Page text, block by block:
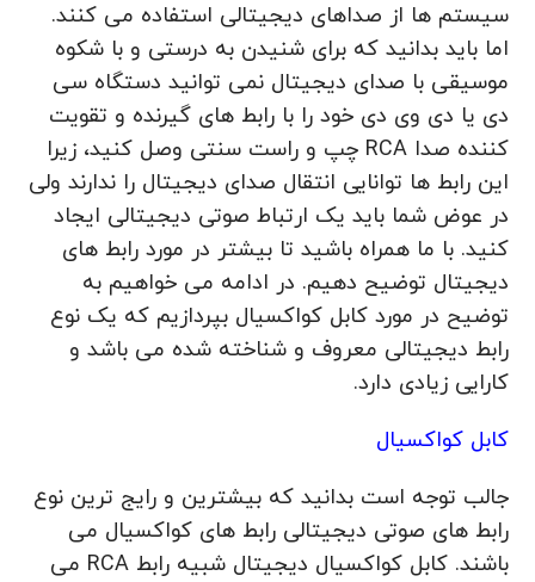
سیستم ها از صداهای دیجیتالی استفاده می کنند.
اما باید بدانید که برای شنیدن به درستی و با شکوه
موسیقی با صدای دیجیتال نمی توانید دستگاه سی
دی یا دی وی دی خود را با رابط های گیرنده و تقویت
کننده صدا RCA چپ و راست سنتی وصل کنید، زیرا
این رابط ها توانایی انتقال صدای دیجیتال را ندارند ولی
در عوض شما باید یک ارتباط صوتی دیجیتالی ایجاد
کنید. با ما همراه باشید تا بیشتر در مورد رابط های
دیجیتال توضیح دهیم. در ادامه می خواهیم به
توضیح در مورد کابل کواکسیال بپردازیم که یک نوع
رابط دیجیتالی معروف و شناخته شده می باشد و
کارایی زیادی دارد.
کابل کواکسیال
جالب توجه است بدانید که بیشترین و رایج ترین نوع
رابط های صوتی دیجیتالی رابط های کواکسیال می
باشند. کابل کواکسیال دیجیتال شبیه رابط RCA می